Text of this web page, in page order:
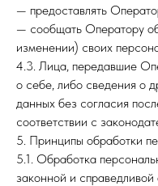
— предоставлять
— сообщать Оператору
изменении) своих
4.3. Лица, передавшие
о себе, либо сведения о
данных без согласия
соответствии с
5. Принципы обработки
5.1. Обработка
законной и справедливой